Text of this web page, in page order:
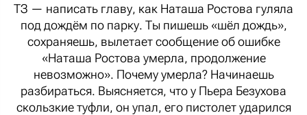
ТЗ — написать главу, как Наташа Ростова гуляла
под дождём по парку. Ты пишешь «шёл дождь»,
сохраняешь, вылетает сообщение об ошибке
«Наташа Ростова умерла, продолжение
невозможно». Почему умерла? Начинаешь
разбираться. Выясняется, что у Пьера Безухова
скользкие туфли, он упал, его пистолет ударился